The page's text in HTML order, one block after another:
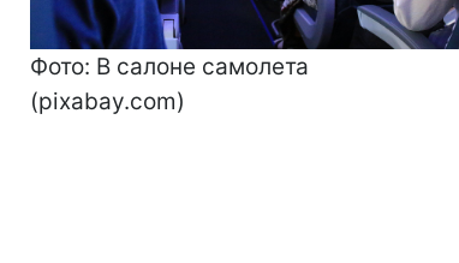
Фото: В салоне самолета
(pixabay.com)